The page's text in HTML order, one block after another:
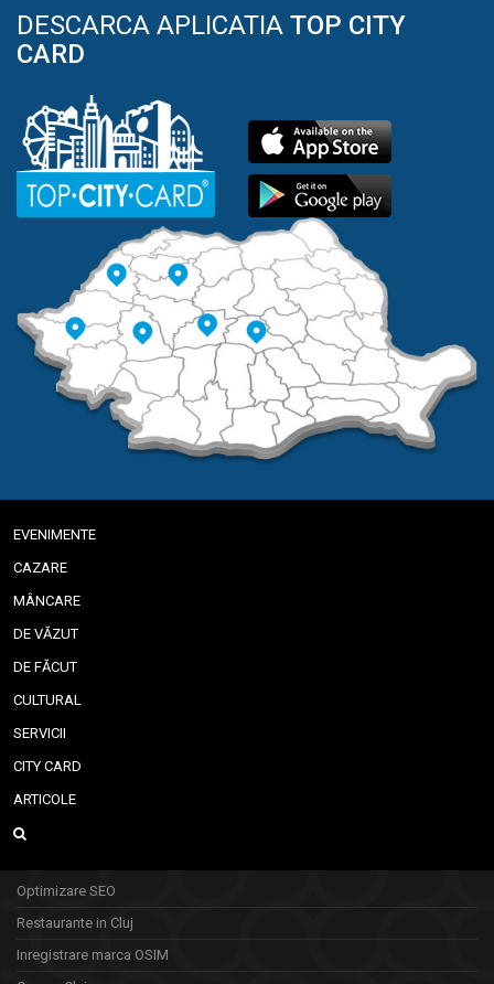
DESCARCA APLICATIA TOP CITY
CARD
EVENIMENTE
CAZARE
MÂNCARE
DE VĂZUT
DE FĂCUT
CULTURAL
SERVICII
CITY CARD
ARTICOLE
Optimizare SEO
Restaurante in Cluj
Inregistrare marca OSIM